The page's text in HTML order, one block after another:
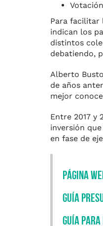
Para facilitar
indican los
distintos
debatiendo,
Alberto
de años
mejor
Entre 2017 y
inversión
en fase de
Página
Guía
Guía